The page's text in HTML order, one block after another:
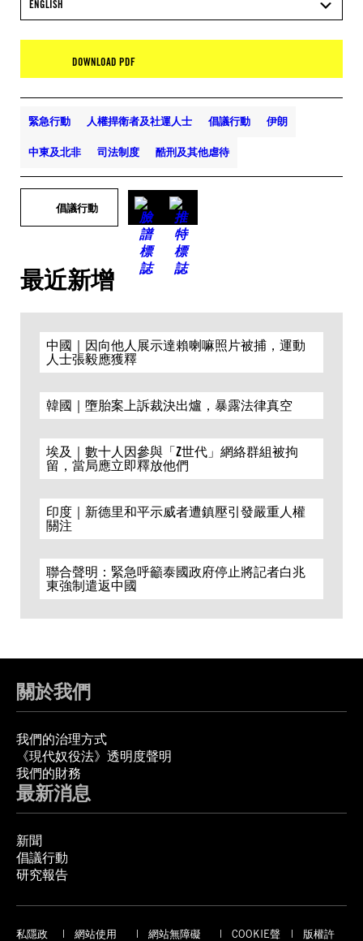
ENGLISH
DOWNLOAD PDF
緊急行動 人權捍衛者及社運人士 倡議行動 伊朗
中東及北非 司法制度 酷刑及其他虐待
倡議行動
最近新增
中國｜因向他人展示達賴喇嘛照片被捕，運動
人士張毅應獲釋
韓國｜墮胎案上訴裁決出爐，暴露法律真空
埃及｜數十人因參與「Z世代」網絡群組被拘
留，當局應立即釋放他們
印度｜新德里和平示威者遭鎮壓引發嚴重人權
關注
聯合聲明：緊急呼籲泰國政府停止將記者白兆
東強制遣返中國
關於我們
我們的治理方式
《現代奴役法》透明度聲明
我們的財務
最新消息
新聞
倡議行動
研究報告
私隱政 網站使用 網站無障礙 COOKIE聲 版權許